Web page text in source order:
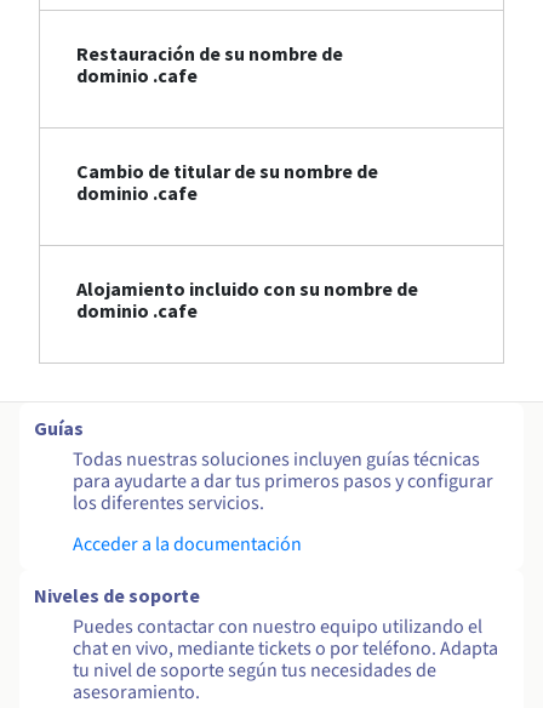
Restauración de su nombre de
dominio .cafe
Cambio de titular de su nombre de
dominio .cafe
Alojamiento incluido con su nombre de
dominio .cafe
Guías
Todas nuestras soluciones incluyen guías técnicas
para ayudarte a dar tus primeros pasos y configurar
los diferentes servicios.
Acceder a la documentación
Niveles de soporte
Puedes contactar con nuestro equipo utilizando el
chat en vivo, mediante tickets o por teléfono. Adapta
tu nivel de soporte según tus necesidades de
asesoramiento.